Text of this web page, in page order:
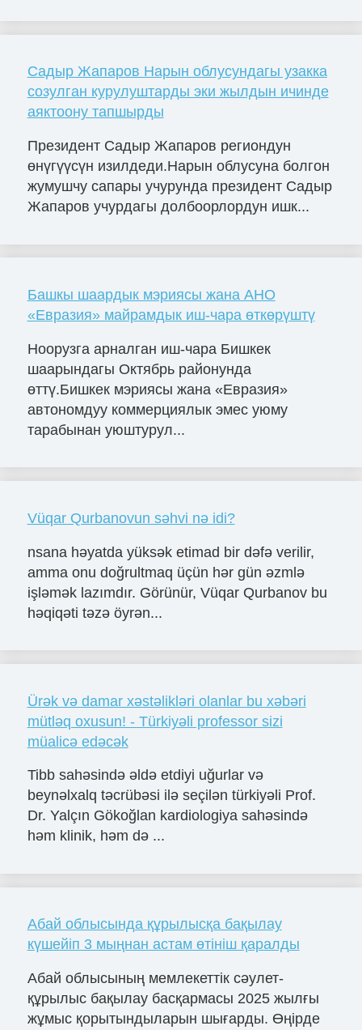
Садыр Жапаров Нарын облусундагы узакка
созулган курулуштарды эки жылдын ичинде
аяктоону тапшырды
Президент Садыр Жапаров региондун
өнүгүүсүн изилдеди.Нарын облусуна болгон
жумушчу сапары учурунда президент Садыр
Жапаров учурдагы долбоорлордун ишк...
Башкы шаардык мэриясы жана АНО
«Евразия» майрамдык иш-чара өткөрүштү
Ноорузга арналган иш-чара Бишкек
шаарындагы Октябрь районунда
өттү.Бишкек мэриясы жана «Евразия»
автономдуу коммерциялык эмес уюму
тарабынан уюштурул...
Vüqar Qurbanovun səhvi nə idi?
nsana həyatda yüksək etimad bir dəfə verilir,
amma onu doğrultmaq üçün hər gün əzmlə
işləmək lazımdır. Görünür, Vüqar Qurbanov bu
həqiqəti təzə öyrən...
Ürək və damar xəstəlikləri olanlar bu xəbəri
mütləq oxusun! - Türkiyəli professor sizi
müalicə edəcək
Tibb sahəsində əldə etdiyi uğurlar və
beynəlxalq təcrübəsi ilə seçilən türkiyəli Prof.
Dr. Yalçın Gökoğlan kardiologiya sahəsində
həm klinik, həm də ...
Абай облысында құрылысқа бақылау
күшейіп 3 мыңнан астам өтініш қаралды
Абай облысының мемлекеттік сәулет-
құрылыс бақылау басқармасы 2025 жылғы
жұмыс қорытындыларын шығарды. Өңірде